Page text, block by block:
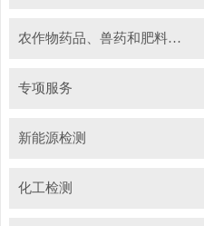
农作物药品、兽药和肥料检测
专项服务
新能源检测
化工检测